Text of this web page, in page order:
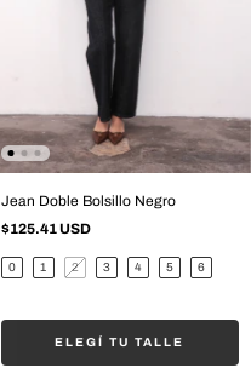
Jean Doble Bolsillo Negro
$125.41 USD
0 1 2 3 4 5 6
ELEGÍ TU TALLE